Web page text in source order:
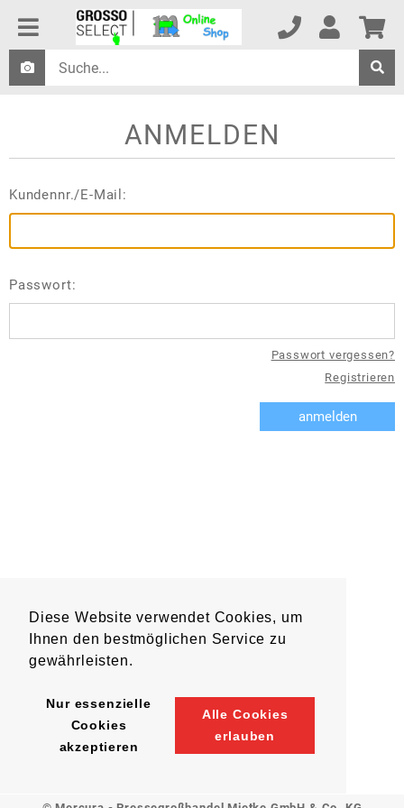
Diese Website verwendet Cookies, um
Ihnen den bestmöglichen Service zu
gewährleisten.
Nur essenzielle
Cookies
akzeptieren
Alle Cookies
erlauben
ANMELDEN
Kundennr./E-Mail:
Passwort:
Passwort vergessen?
Registrieren
anmelden